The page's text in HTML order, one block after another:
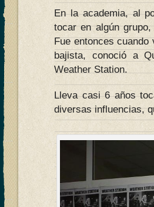
En la academia, al
tocar en algún
Fue entonces
bajista, conoció a
Weather Station.
Lleva casi 6 años
diversas influencias,